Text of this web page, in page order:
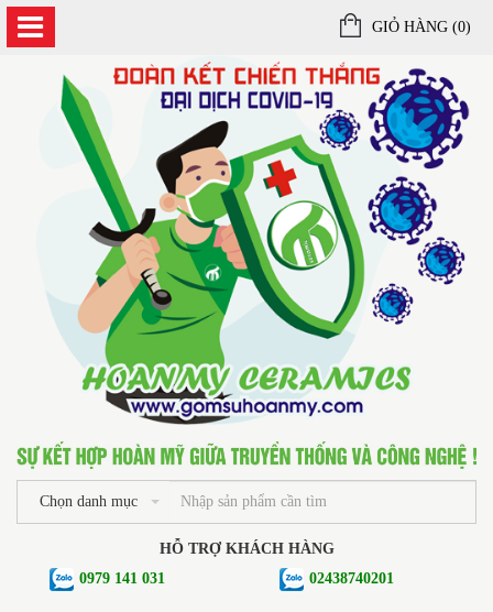
GIỎ HÀNG (0)
Chọn danh mục
HỖ TRỢ KHÁCH HÀNG
0979 141 031
02438740201